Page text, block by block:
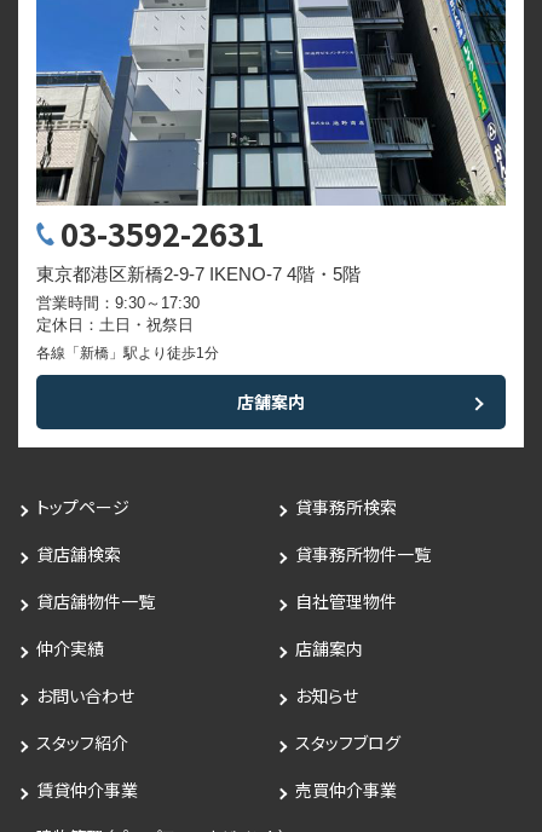
03-3592-2631
東京都港区新橋2-9-7 IKENO-7 4階・5階
営業時間：9:30～17:30
定休日：土日・祝祭日
各線「新橋」駅より徒歩1分
店舗案内
トップページ
貸事務所検索
貸店舗検索
貸事務所物件一覧
貸店舗物件一覧
自社管理物件
仲介実績
店舗案内
お問い合わせ
お知らせ
スタッフ紹介
スタッフブログ
賃貸仲介事業
売買仲介事業